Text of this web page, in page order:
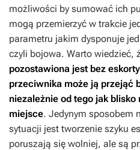
możliwości by sumować ich
mogą przemierzyć w trakcie
parametru jakim dysponuje
czyli bojowa. Warto wiedzieć,
pozostawiona jest bez
przeciwnika może ją przejąć
niezależnie od tego jak
miejsce. Jedynym sposobem
sytuacji jest tworzenie szyku
poruszają się wolniej, ale są